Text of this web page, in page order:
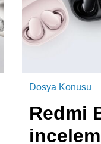
Dosya Konusu
Redmi